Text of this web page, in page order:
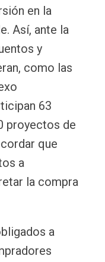
en la
Así, ante la
y
como las
63
proyectos de
que
a
la compra
a